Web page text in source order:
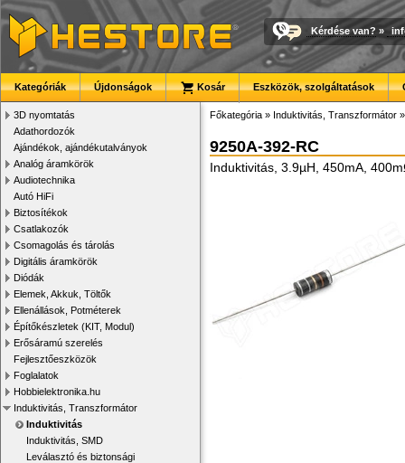
Kérdése van? »
Kategóriák Újdonságok Kosár Eszközök, szolgáltatások
3D nyomtatás
Adathordozók
Ajándékok, ajándékutalványok
Analóg áramkörök
Audiotechnika
Autó HiFi
Biztosítékok
Csatlakozók
Csomagolás és tárolás
Digitális áramkörök
Diódák
Elemek, Akkuk, Töltők
Ellenállások, Potméterek
Építőkészletek (KIT, Modul)
Erősáramú szerelés
Fejlesztőeszközök
Foglalatok
Hobbielektronika.hu
Induktivitás, Transzformátor
Induktivitás
Induktivitás, SMD
Leválasztó és biztonsági
Főkategória » Induktivitás, Transzformátor
9250A-392-RC
Induktivitás, 3.9µH, 450mA,